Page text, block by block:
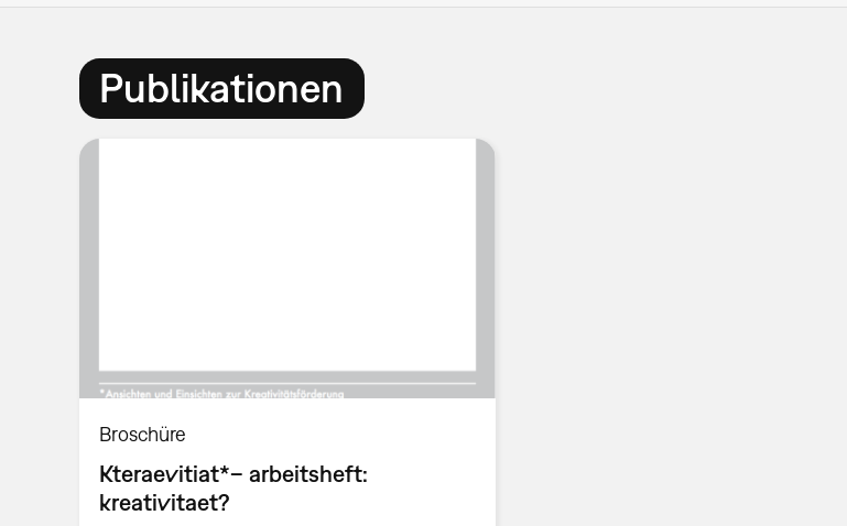
Publikationen
Broschüre
Kteraevitiat*– arbeitsheft:
kreativitaet?